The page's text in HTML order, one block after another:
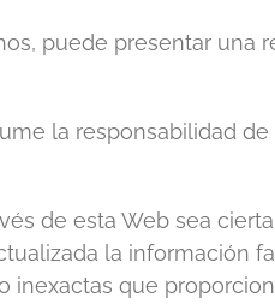
puede presentar una
la responsabilidad
de esta Web sea
la información
inexactas que